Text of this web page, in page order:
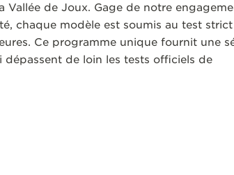
Vallée de Joux. Gage de notre
chaque modèle est soumis au test strict
Ce programme unique fournit une
dépassent de loin les tests officiels de